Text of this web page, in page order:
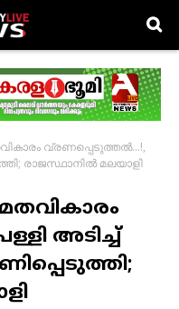
വ്രണപ്പെടുത്തൽ...!,
രാജസ്ഥാനിൽ മലയാളി
അടിച്ച്